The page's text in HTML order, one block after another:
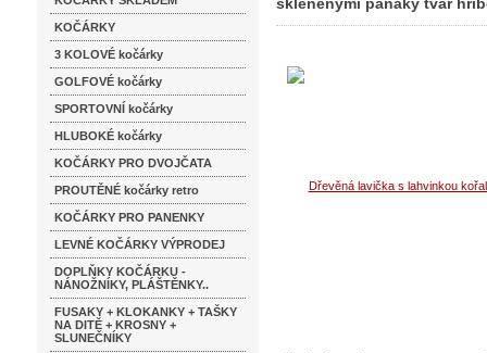
KOČÁRKY
3 KOLOVÉ kočárky
GOLFOVÉ kočárky
SPORTOVNÍ kočárky
HLUBOKÉ kočárky
KOČÁRKY PRO DVOJČATA
PROUTĚNÉ kočárky retro
KOČÁRKY PRO PANENKY
LEVNÉ KOČÁRKY VÝPRODEJ
DOPLŇKY KOČÁRKU -
NÁNOŽNÍKY, PLÁŠTĚNKY..
FUSAKY + KLOKANKY + TAŠKY
NA DITĚ + KROSNY +
SLUNEČNÍKY
skleněnými panáky tvar